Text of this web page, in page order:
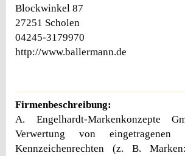
Blockwinkel 87
27251 Scholen
04245-3179970
http://www.ballermann.de
Firmenbeschreibung:
A. Engelhardt-Markenkonzepte
Verwertung von
Kennzeichenrechten (z. B.